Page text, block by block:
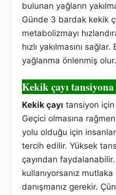
bulunan yağların
Günde 3 bardak kekik
metabolizmayı
hızlı yakılmasını
yağlanma önlenmiş olur.
Kekik çayı
Kekik çayı tansiyon
Geçici olmasına
yolu olduğu için insanlar
tercih edilir. Yüksek
çayından
kullanıyorsanız
danışmanız gerekir.